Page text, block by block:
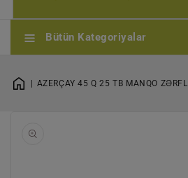
Bütün Kategoriyalar
AZERÇAY 45 Q 25 TB MANQO ZƏRFLİ